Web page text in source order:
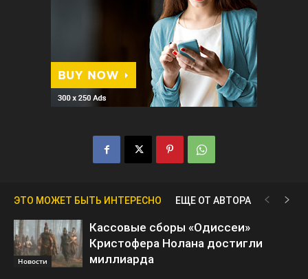
ЭТО МОЖЕТ БЫТЬ ИНТЕРЕСНО ЕЩЕ ОТ АВТОРА
Новости
Кассовые сборы «Одиссеи»
Кристофера Нолана достигли
миллиарда